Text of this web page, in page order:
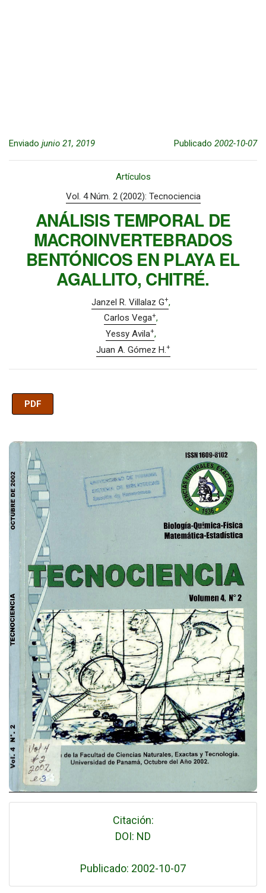
Enviado junio 21, 2019 Publicado 2002-10-07
Artículos
Vol. 4 Núm. 2 (2002): Tecnociencia
ANÁLISIS TEMPORAL DE
MACROINVERTEBRADOS
BENTÓNICOS EN PLAYA EL
AGALLITO, CHITRÉ.
Janzel R. Villalaz G+
Carlos Vega+
Yessy Avila+
Juan A. Gómez H.+
PDF
Imagen de portada
Citación:
DOI: ND
Publicado: 2002-10-07